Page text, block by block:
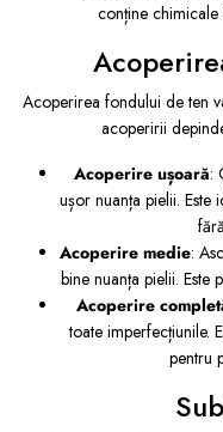
conține
Acoperirea fondului de ten
acoperirii
Acoperire ușoară:
ușor nuanța pielii. Este
Acoperire medie:
bine nuanța pielii. Este
Acoperire
toate imperfecțiunile.
pentru